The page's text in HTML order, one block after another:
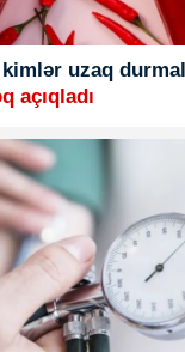
uzaq
açıqladı